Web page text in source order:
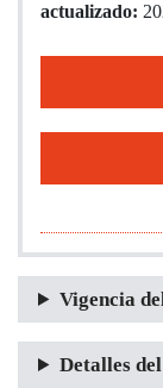
actualizado:
Vigencia
Detalles